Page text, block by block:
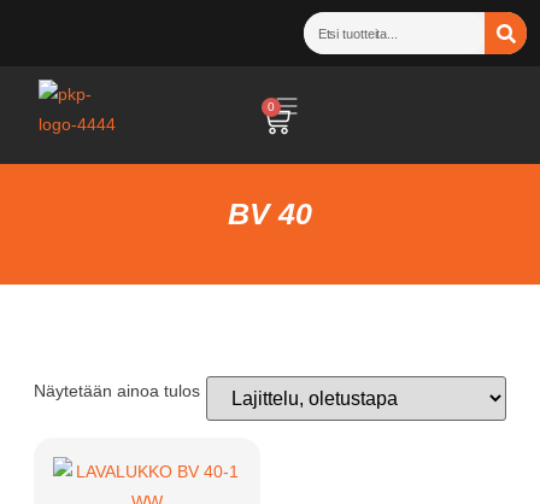
0
BV 40
Näytetään ainoa tulos